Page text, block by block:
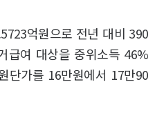
억원으로 전년 대비 390
급여 대상을 중위소득 46%
단가를 16만원에서 17만90